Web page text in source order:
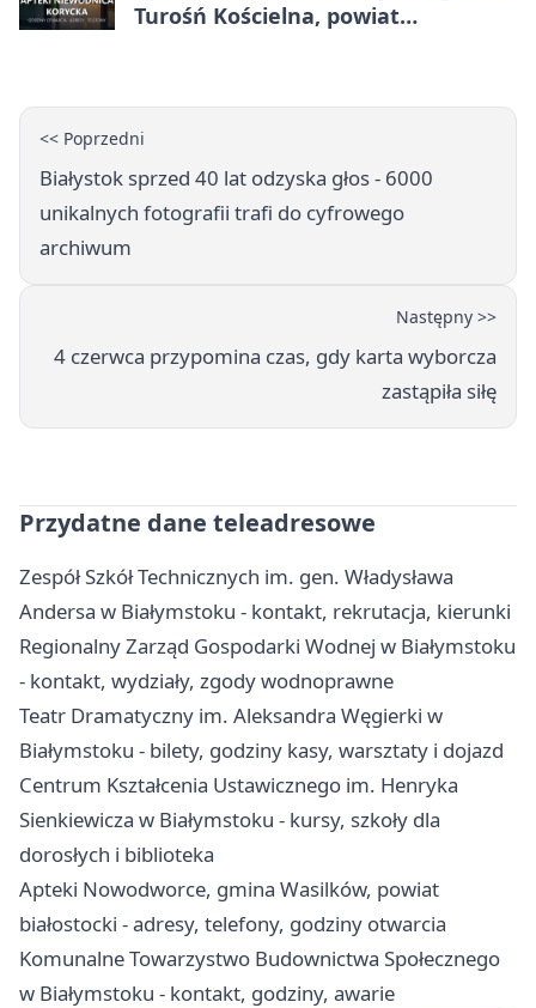
Turośń Kościelna, powiat
<< Poprzedni
Białystok sprzed 40 lat odzyska głos - 6000
unikalnych fotografii trafi do cyfrowego
archiwum
Następny >>
4 czerwca przypomina czas, gdy karta wyborcza
zastąpiła siłę
Przydatne dane teleadresowe
Zespół Szkół Technicznych im. gen. Władysława
Andersa w Białymstoku - kontakt, rekrutacja, kierunki
Regionalny Zarząd Gospodarki Wodnej w Białymstoku
- kontakt, wydziały, zgody wodnoprawne
Teatr Dramatyczny im. Aleksandra Węgierki w
Białymstoku - bilety, godziny kasy, warsztaty i dojazd
Centrum Kształcenia Ustawicznego im. Henryka
Sienkiewicza w Białymstoku - kursy, szkoły dla
dorosłych i biblioteka
Apteki Nowodworce, gmina Wasilków, powiat
białostocki - adresy, telefony, godziny otwarcia
Komunalne Towarzystwo Budownictwa Społecznego
w Białymstoku - kontakt, godziny, awarie